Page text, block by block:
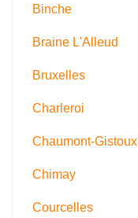
Binche
Braine L'Alleud
Bruxelles
Charleroi
Chaumont-Gistoux
Chimay
Courcelles